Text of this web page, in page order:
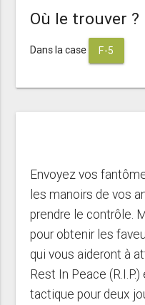
Où le trouver ?
Dans la case F-5
Envoyez vos
les manoirs de vos
prendre le contrôle.
pour obtenir les
qui vous aideront à
Rest In Peace
tactique pour deux